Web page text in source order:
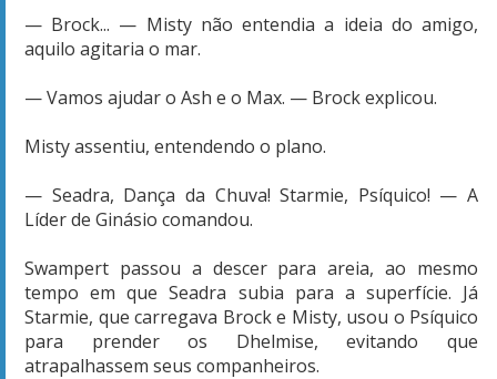
— Brock... — Misty não entendia a ideia do amigo,
aquilo agitaria o mar.
— Vamos ajudar o Ash e o Max. — Brock explicou.
Misty assentiu, entendendo o plano.
— Seadra, Dança da Chuva! Starmie, Psíquico! — A
Líder de Ginásio comandou.
Swampert passou a descer para areia, ao mesmo
tempo em que Seadra subia para a superfície. Já
Starmie, que carregava Brock e Misty, usou o Psíquico
para prender os Dhelmise, evitando que
atrapalhassem seus companheiros.